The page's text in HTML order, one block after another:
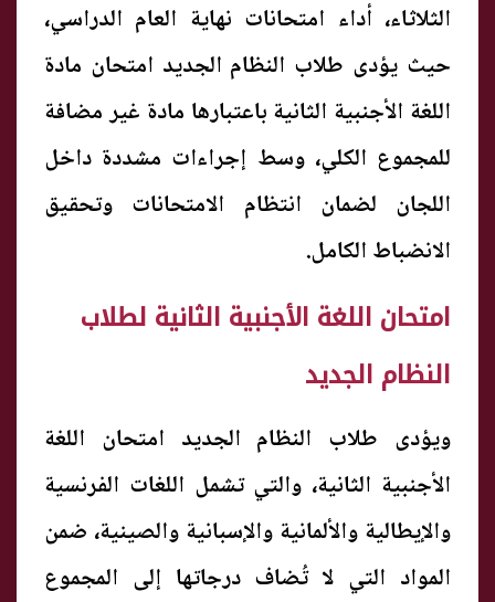
الثلاثاء، أداء امتحانات نهاية العام الدراسي،
حيث يؤدى طلاب النظام الجديد امتحان مادة
اللغة الأجنبية الثانية باعتبارها مادة غير مضافة
للمجموع الكلي، وسط إجراءات مشددة داخل
اللجان لضمان انتظام الامتحانات وتحقيق
الانضباط الكامل.
امتحان اللغة الأجنبية الثانية لطلاب
النظام الجديد
ويؤدى طلاب النظام الجديد امتحان اللغة
الأجنبية الثانية، والتي تشمل اللغات الفرنسية
والإيطالية والألمانية والإسبانية والصينية، ضمن
المواد التي لا تُضاف درجاتها إلى المجموع